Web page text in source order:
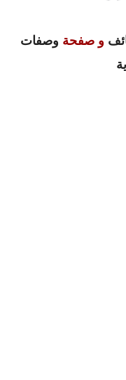
و صفحة وصفات